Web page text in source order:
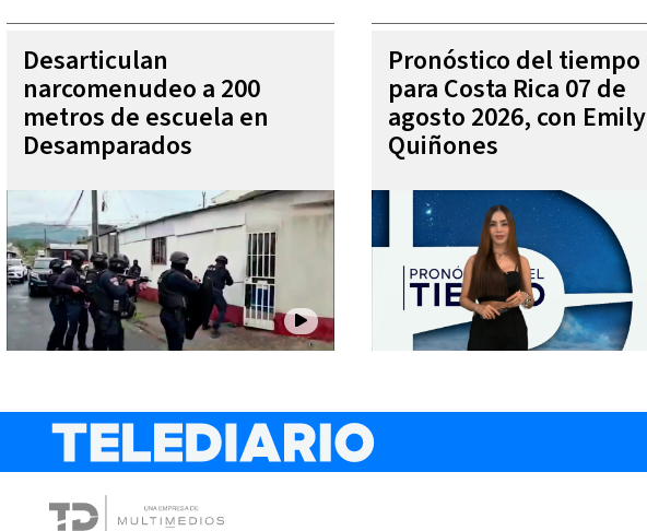
Desarticulan
narcomenudeo a 200
metros de escuela en
Desamparados
Pronóstico del tiempo
para Costa Rica 07 de
agosto 2026, con Emily
Quiñones